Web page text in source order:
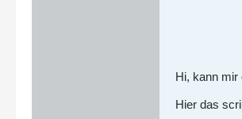
Hi, kann mir
Hier das